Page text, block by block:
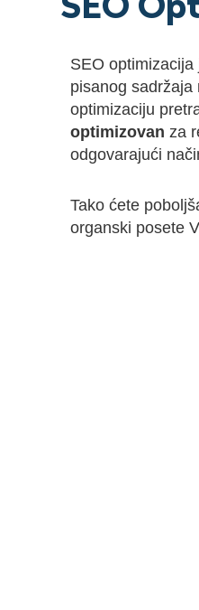
SEO
SEO
pisanog sadržaja
optimizaciju
optimizovan za
odgovarajući
Tako ćete
organski posete